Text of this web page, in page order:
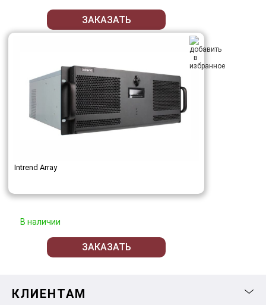
ЗАКАЗАТЬ
Intrend Array
В наличии
ЗАКАЗАТЬ
КЛИЕНТАМ